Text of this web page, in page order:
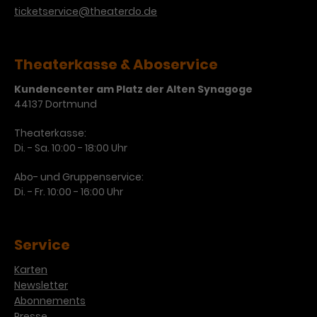
verschiedene Websites hinweg.
ticketservice@theaterdo.de
Theaterkasse & Aboservice
Kundencenter am Platz der Alten Synagoge
44137 Dortmund
Theaterkasse:
Di. - Sa. 10:00 - 18:00 Uhr
Abo- und Gruppenservice:
Di. - Fr. 10:00 - 16:00 Uhr
Service
Karten
Newsletter
Abonnements